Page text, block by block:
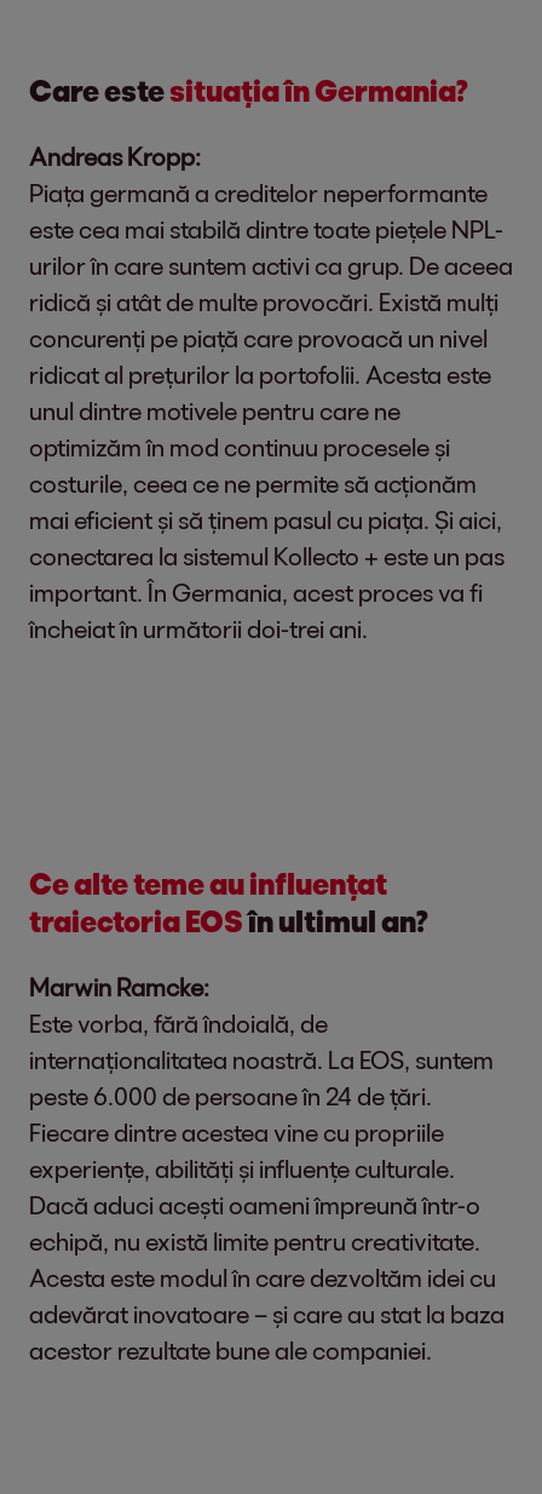
Care estesituația în Germania?
Andreas Kropp:
Piața germană a creditelor neperformante
este cea mai stabilă dintre toate piețele NPL-
urilor în care suntem activi ca grup. De aceea
ridică și atât de multe provocări. Există mulți
concurenți pe piață care provoacă un nivel
ridicat al prețurilor la portofolii. Acesta este
unul dintre motivele pentru care ne
optimizăm în mod continuu procesele și
costurile, ceea ce ne permite să acționăm
mai eficient și să ținem pasul cu piața. Și aici,
conectarea la sistemul Kollecto + este un pas
important. În Germania, acest proces va fi
încheiat în următorii doi-trei ani.
Ce alte teme au influențat
traiectoria EOSîn ultimul an?
Marwin Ramcke:
Este vorba, fără îndoială, de
internaționalitatea noastră. La EOS, suntem
peste 6.000 de persoane în 24 de țări.
Fiecare dintre acestea vine cu propriile
experiențe, abilități și influențe culturale.
Dacă aduci acești oameni împreună într-o
echipă, nu există limite pentru creativitate.
Acesta este modul în care dezvoltăm idei cu
adevărat inovatoare – și care au stat la baza
acestor rezultate bune ale companiei.